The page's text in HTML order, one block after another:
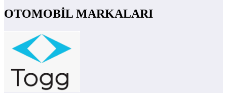
OTOMOBİL MARKALARI